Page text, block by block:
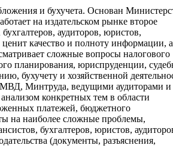
и бухучета. Основан
на издательском рынке второе
аудиторов, юристов,
качество и полноту информации,
сложные вопросы налогового
планирования, юриспруденции,
бухучету и хозяйственной
Минтруда, ведущими аудиторами и
конкретных тем в области
платежей, бюджетного
на наиболее сложные проблемы,
бухгалтеров, юристов,
(документы, разъяснения,